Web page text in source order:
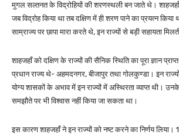
मुगल सल्तनत के विद्रोहियों की शरणस्थली बन जाते थे।
जब विद्रोह किया था तब दक्षिण में ही शरण पाने का प्रयत्न
साम्राज्य पर छापा मारा करते थे, इन राज्यों से बड़ी सहायता
शाहजहाँ को दक्षिण के राज्यों की सैनिक स्थिति का पूरा ज्ञान
प्रधान राज्य थे- अहमदनगर, बीजापुर तथा गोलकुण्डा। इन
योग्य शासकों के अभाव में इन राज्यों में अस्थिरता व्याप्त थी।
समझौते पर भी विश्वास नहीं किया जा सकता था।
इस कारण शाहजहाँ ने इन राज्यों को नष्ट करने का निर्णय लिया।